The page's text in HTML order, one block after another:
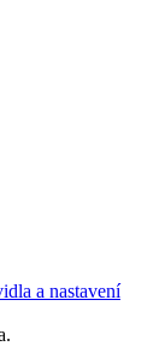
a nastavení